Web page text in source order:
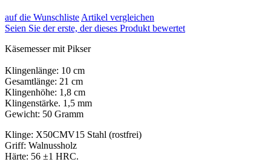
auf die Wunschliste Artikel vergleichen
Seien Sie der erste, der dieses Produkt bewertet
Käsemesser mit Pikser
Klingenlänge: 10 cm
Gesamtlänge: 21 cm
Klingenhöhe: 1,8 cm
Klingenstärke. 1,5 mm
Gewicht: 50 Gramm
Klinge: X50CMV15 Stahl (rostfrei)
Griff: Walnussholz
Härte: 56 ±1 HRC.